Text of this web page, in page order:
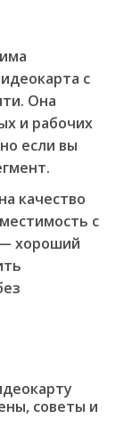
с
Она
и рабочих
если вы
качество
с
— хороший
советы и